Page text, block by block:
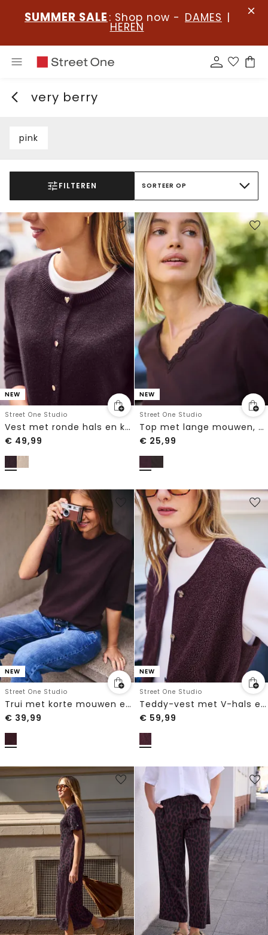
SUMMER SALE : Shop now - DAMES |
HEREN
very berry
pink
FILTEREN SORTEER OP
NEW
Street One Studio
Vest met ronde hals en knopen
€ 49,99
NEW
Street One Studio
Top met lange mouwen, V-hals en kant
€ 25,99
NEW
Street One Studio
Trui met korte mouwen en ronde hals
€ 39,99
NEW
Street One Studio
Teddy-vest met V-hals en knopen
€ 59,99